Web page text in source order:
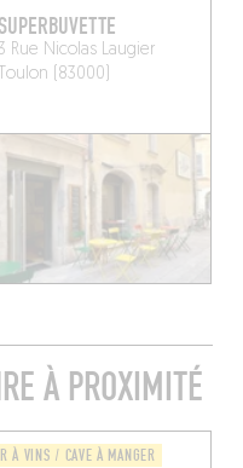
Rue Nicolas Laugier
Toulon (83000)
À PROXIMITÉ
À VINS / CAVE À MANGER